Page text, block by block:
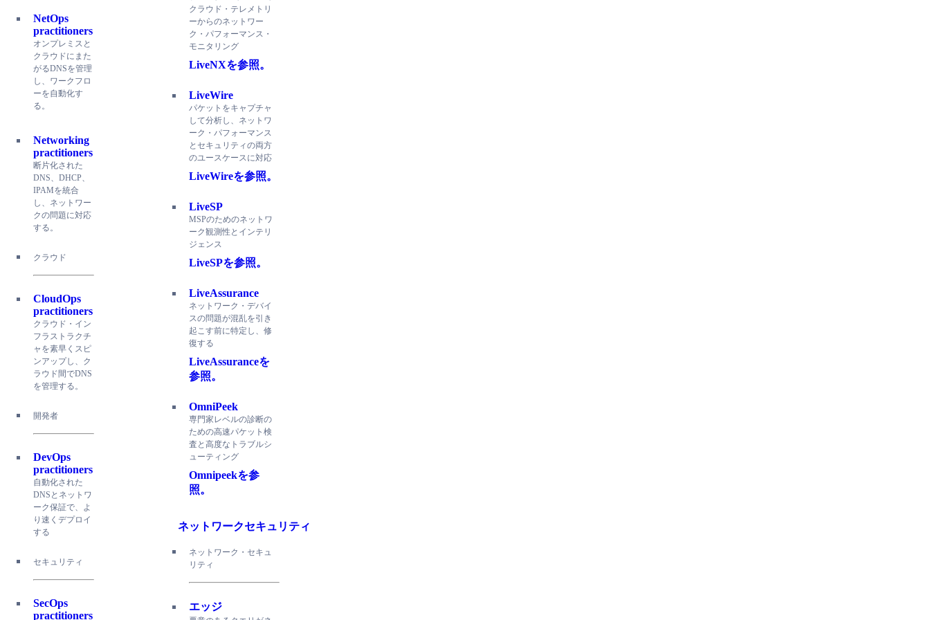
NetOps
practitioners
オンプレミスと
クラウドにまた
がるDNSを管理
し、ワークフロ
ーを自動化す
る。
Networking
practitioners
断片化された
DNS、DHCP、
IPAMを統合
し、ネットワー
クの問題に対応
する。
クラウド
CloudOps
practitioners
クラウド・イン
フラストラクチ
ャを素早くスピ
ンアップし、ク
ラウド間でDNS
を管理する。
開発者
DevOps
practitioners
自動化された
DNSとネットワ
ーク保証で、よ
り速くデプロイ
する
セキュリティ
SecOps
practitioners
クラウド・テレメトリ
ーからのネットワー
ク・パフォーマンス・
モニタリング
LiveNXを参照。
LiveWire
パケットをキャプチャ
して分析し、ネットワ
ーク・パフォーマンス
とセキュリティの両方
のユースケースに対応
LiveWireを参照。
LiveSP
MSPのためのネットワ
ーク観測性とインテリ
ジェンス
LiveSPを参照。
LiveAssurance
ネットワーク・デバイ
スの問題が混乱を引き
起こす前に特定し、修
復する
LiveAssuranceを
参照。
OmniPeek
専門家レベルの診断の
ための高速パケット検
査と高度なトラブルシ
ューティング
Omnipeekを参
照。
ネットワークセキュリティ
ネットワーク・セキュ
リティ
エッジ